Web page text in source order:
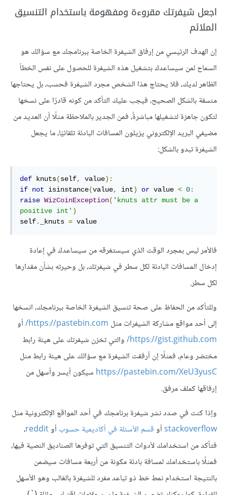
اجعل شيفرتك مقروءة ومفهومة باستخدام التنسيق
الملائم
إن الهدف الرئيسي من إرفاق الشيفرة الخاصة ببرنامجك مع سؤالك هو
السماح لمن سيساعدك بتشغيل هذه الشيفرة للحصول على نفس الخطأ
الظاهر لديك، فلا يحتاج هذا الشخص مجرد الشيفرة فحسب، بل يحتاجها
منسقة بالشكل الصحيح، فيجب عليك التأكد من كونه قادرًا على نسخها
لتكون جاهزة لتشغيلها مباشرةً، فمن الجدير بالملاحظة مثلًا أن العديد من
مضيفي البريد الإلكتروني يزيلون المسافات البادئة تلقائيًا، ما يجعل
الشيفرة تبدو بالشكل:
def knuts(self, value):
if not isinstance(value, int) or value < 0:
raise WizCoinException( 'knuts attr must be a
positive int' )
self. _knuts = value
فالأمر ليس بمجرد الوقت الذي سيستغرقه من سيساعدك في إعادة
إدخال المسافات البادئة لكل سطر في شيفرتك، بل وحيرته بشأن مقدارها
لكل سطر.
وللتأكد من الحفاظ على صحة تنسيق الشيفرة الخاصة ببرنامجك، انسخها
إلى أحد مواقع مشاركة الشيفرات مثل https://pastebin.com/ أو
https://gist.github.com/ والتي تخزن شيفرتك على هيئة رابط
مختصَر وعام، فمثلًا إن أرفقت الشيفرة مع سؤالك على هيئة رابط مثل
https://pastebin.com/XeU3yusC سيكون أيسر وأسهل من
إرفاقها كملف مرفق.
وإذا كنت في صدد نشر شيفرة برنامجك في أحد المواقع الإلكترونية مثل
stackoverflowأوقسم الأسئلة في أكاديمية حسوب أوreddit،
فتأكد من استخدامك لأدوات التنسيق التي توفرها الصناديق النصية فيها،
فمثلًا باستخدامك لمسافة بادئة مكونة من أربعة مسافات سيضمن
بالنتيجة استخدام نمط خط ذو تباعد مفرد للشيفرة بالغالب وهو الأسهل